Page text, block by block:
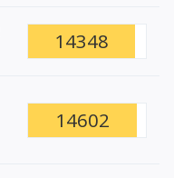
14348
14602